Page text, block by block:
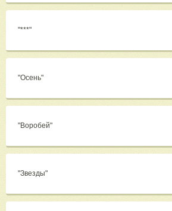
"***"
"Осень"
"Воробей"
"Звезды"